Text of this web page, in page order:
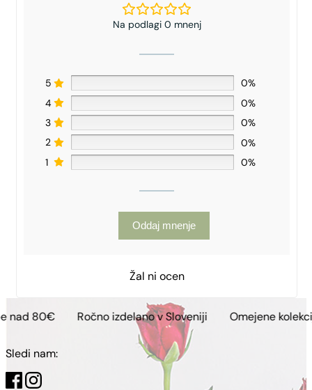
Na podlagi 0 mnenj
5
0%
4
0%
3
0%
2
0%
1
0%
Oddaj mnenje
Žal ni ocen
Ročno izdelano v Sloveniji Omejene kolekcije
Sledi nam: